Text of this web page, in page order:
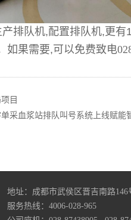
排队机,配置排队机,更有
如果需要,可以免费致电
目
采血浆站排队叫号系统上线赋能
地址：成都市武侯区晋吉南路
服务热线：4006-028-965